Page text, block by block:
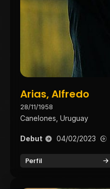
Arias, Alfredo
28/11/1958
Canelones, Uruguay
Debut 04/02/2023
Perfil